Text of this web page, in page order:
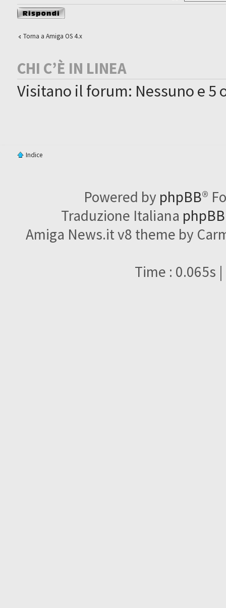
Rispondi al
messaggio
Torna a Amiga OS 4.x
CHI C’È IN LINEA
Visitano il forum: Nessuno e 5
Indice
Powered by phpBB®
Traduzione Italiana
Amiga News.it v8 theme by
Time : 0.065s